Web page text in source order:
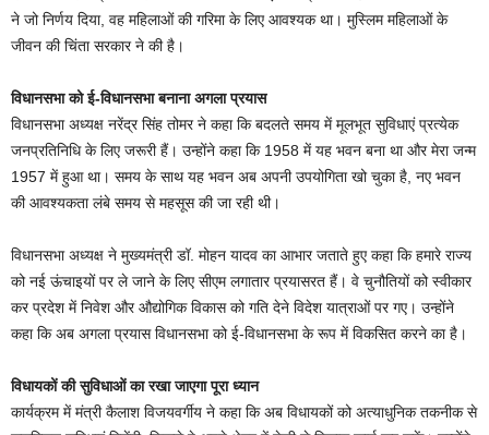
ने जो निर्णय दिया, वह महिलाओं की गरिमा के लिए आवश्यक था। मुस्लिम महिलाओं के
जीवन की चिंता सरकार ने की है।
विधानसभा को ई-विधानसभा बनाना अगला प्रयास
विधानसभा अध्यक्ष नरेंद्र सिंह तोमर ने कहा कि बदलते समय में मूलभूत सुविधाएं प्रत्येक
जनप्रतिनिधि के लिए जरूरी हैं। उन्होंने कहा कि 1958 में यह भवन बना था और मेरा जन्म
1957 में हुआ था। समय के साथ यह भवन अब अपनी उपयोगिता खो चुका है, नए भवन
की आवश्यकता लंबे समय से महसूस की जा रही थी।
विधानसभा अध्यक्ष ने मुख्यमंत्री डॉ. मोहन यादव का आभार जताते हुए कहा कि हमारे राज्य
को नई ऊंचाइयों पर ले जाने के लिए सीएम लगातार प्रयासरत हैं। वे चुनौतियों को स्वीकार
कर प्रदेश में निवेश और औद्योगिक विकास को गति देने विदेश यात्राओं पर गए। उन्होंने
कहा कि अब अगला प्रयास विधानसभा को ई-विधानसभा के रूप में विकसित करने का है।
विधायकों की सुविधाओं का रखा जाएगा पूरा ध्यान
कार्यक्रम में मंत्री कैलाश विजयवर्गीय ने कहा कि अब विधायकों को अत्याधुनिक तकनीक से